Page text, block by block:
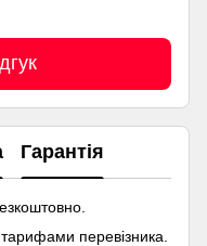
Гарантія
перевізника.